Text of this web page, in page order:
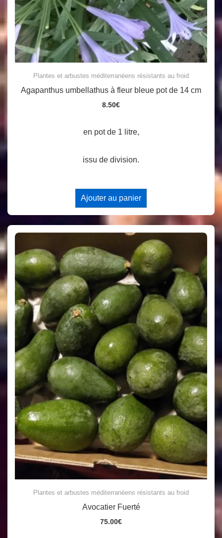
Plantes et arbustes méditerranéens résistants au froid
Agapanthus umbellathus à fleur bleue pot de 14 cm
8.50€
en pot de 1 litre,
issu de division.
Ajouter au panier
Plantes et arbustes méditerranéens résistants au froid
Avocatier Fuerté
75.00€